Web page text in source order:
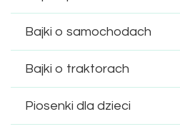
Bajki o samochodach
Bajki o traktorach
Piosenki dla dzieci